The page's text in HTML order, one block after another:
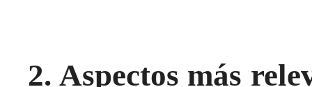
2. Aspectos más